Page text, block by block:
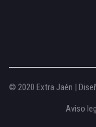
© 2020 Extra Jaén |
Aviso